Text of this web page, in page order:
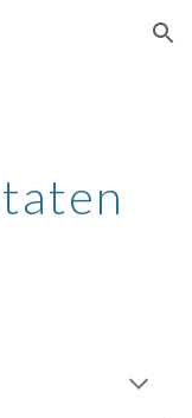
Skip to navigation